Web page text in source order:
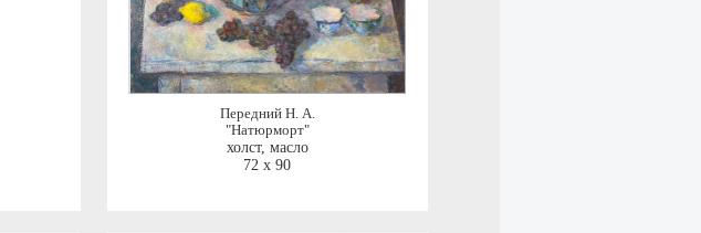
Передний Н. А.
"Натюрморт"
холст, масло
72 x 90